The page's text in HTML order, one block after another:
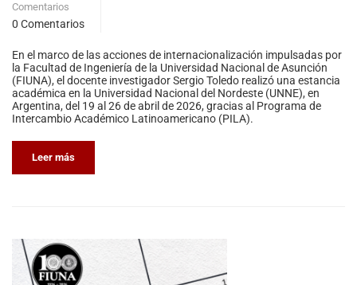
Comentarios
0 Comentarios
En el marco de las acciones de internacionalización impulsadas por
la Facultad de Ingeniería de la Universidad Nacional de Asunción
(FIUNA), el docente investigador Sergio Toledo realizó una estancia
académica en la Universidad Nacional del Nordeste (UNNE), en
Argentina, del 19 al 26 de abril de 2026, gracias al Programa de
Intercambio Académico Latinoamericano (PILA).
Leer más